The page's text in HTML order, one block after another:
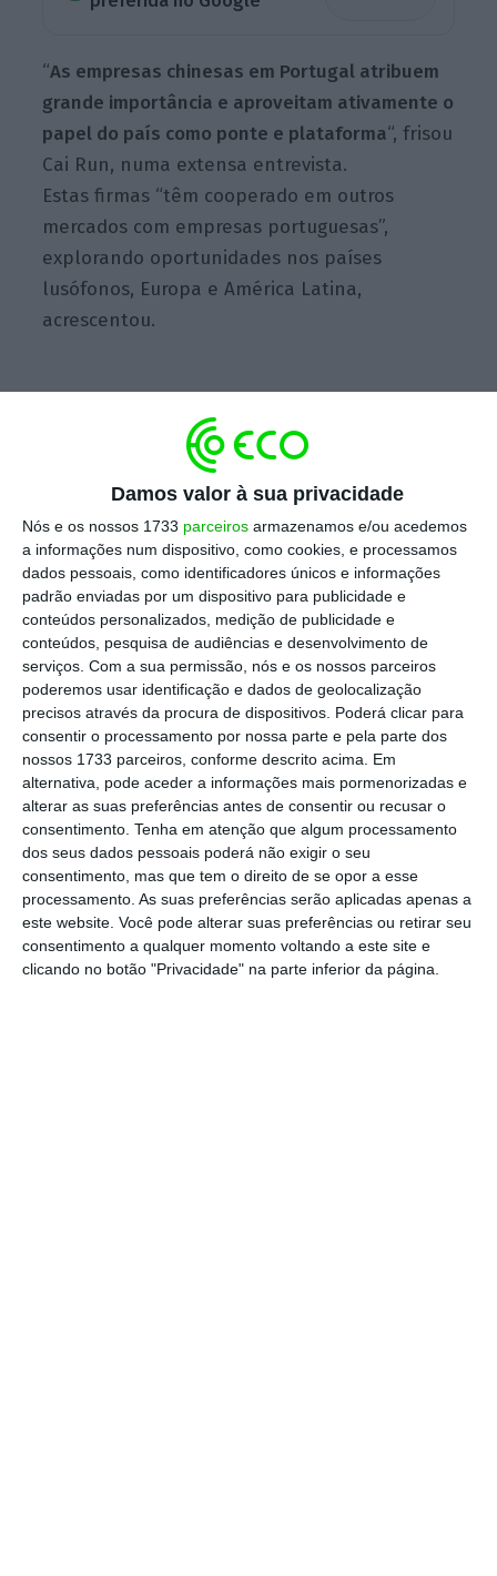
Damos valor à sua privacidade
Nós e os nossos 1733 parceiros armazenamos e/ou acedemos
a informações num dispositivo, como cookies, e processamos
dados pessoais, como identificadores únicos e informações
padrão enviadas por um dispositivo para publicidade e
conteúdos personalizados, medição de publicidade e
conteúdos, pesquisa de audiências e desenvolvimento de
serviços. Com a sua permissão, nós e os nossos parceiros
poderemos usar identificação e dados de geolocalização
precisos através da procura de dispositivos. Poderá clicar para
consentir o processamento por nossa parte e pela parte dos
nossos 1733 parceiros, conforme descrito acima. Em
alternativa, pode aceder a informações mais pormenorizadas e
alterar as suas preferências antes de consentir ou recusar o
consentimento. Tenha em atenção que algum processamento
dos seus dados pessoais poderá não exigir o seu
consentimento, mas que tem o direito de se opor a esse
processamento. As suas preferências serão aplicadas apenas a
este website. Você pode alterar suas preferências ou retirar seu
consentimento a qualquer momento voltando a este site e
clicando no botão "Privacidade" na parte inferior da página.
“As empresas chinesas em Portugal atribuem
grande importância e aproveitam ativamente o
papel do país como ponte e plataforma“, frisou
Cai Run, numa extensa entrevista.
Estas firmas “têm cooperado em outros
mercados com empresas portuguesas”,
explorando oportunidades nos países
lusófonos, Europa e América Latina,
acrescentou.
EDP e a China Three Gorges (CTG), como
“exemplo de sucesso” desta parceria.
Em 2012, na sequência de um concurso
internacional, a CTG pagou ao Estado
português 2.700 milhões de euros por uma
participação de 21,35% no capital da EDP,
num dos maiores investimentos chineses na
Europa.
A CTG tornou-se, entretanto, a segunda maior
geradora de energia com capital privado no
Brasil e tem projetos conjuntos com a EDP em
vários países da Europa.
“Através da sua empresa em Portugal, a CTG
desenvolve os mercados de energia
hidroelétrica, eólica e novas fontes de
energia na América Latina, Europa e EUA”,